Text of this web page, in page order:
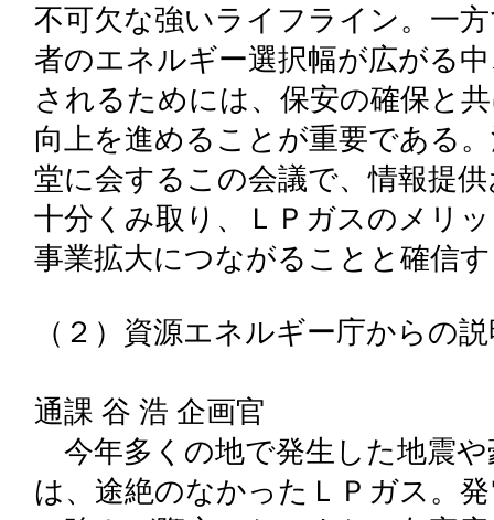
不可欠な強いライフライン。一
者のエネルギー選択幅が広がる
されるためには、保安の確保と
向上を進めることが重要である
堂に会するこの会議で、情報提
十分くみ取り、ＬＰガスのメリ
事業拡大につながることと確信
（２）資源エネルギー庁からの
通課 谷 浩 企画官
今年多くの地で発生した地震
は、途絶のなかったＬＰガス。